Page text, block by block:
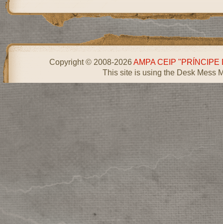
Copyright © 2008-2026AMPA CEIP "PRÍNCIPE
This site is using the Desk Mess